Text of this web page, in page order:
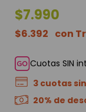
$7.990
$6.392
Cuotas SIN
3 cuotas
20% de